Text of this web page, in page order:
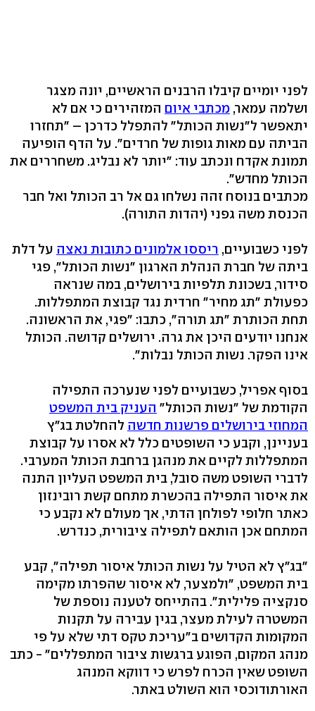
לפני יומיים קיבלו הרבנים הראשיים, יונה מצגר
ושלמה עמאר, מכתבי איום המזהירים כי אם לא
יתאפשר ל"נשות הכותל" להתפלל כדרכן – "תחזרו
הביתה עם מאות גופות של חרדים". על הדף הופיעה
תמונת אקדח ונכתב עוד: "יותר לא נבליג. משחררים את
הכותל מחדש".
מכתבים בנוסח זהה נשלחו גם אל רב הכותל ואל חבר
הכנסת משה גפני (יהדות התורה).
לפני כשבועיים, ריססו אלמונים כתובות נאצה על דלת
ביתה של חברת הנהלת הארגון "נשות הכותל", פגי
סידור, בשכונת תלפיות בירושלים, במה שנראה
כפעולת "תג מחיר" חרדית נגד קבוצת המתפללות.
תחת הכותרת "תג תורה", כתבו: "פגי, את הראשונה.
אנחנו יודעים היכן את גרה. ירושלים קדושה. הכותל
אינו הפקר. נשות הכותל נבלות".
בסוף אפריל, כשבועיים לפני שנערכה התפילה
הקודמת של "נשות הכותל" העניק בית המשפט
המחוזי בירושלים פרשנות חדשה להחלטת בג"ץ
בעניינן, וקבע כי השופטים כלל לא אסרו על קבוצת
המתפללות לקיים את מנהגן ברחבת הכותל המערבי.
לדברי השופט משה סובל, בית המשפט העליון התנה
את איסור התפילה בהכשרת מתחם קשת רובינזון
כאתר חלופי לפולחן הדתי, אך מעולם לא נקבע כי
המתחם אכן הותאם לתפילה ציבורית, כנדרש.
"בג"ץ לא הטיל על נשות הכותל איסור תפילה", קבע
בית המשפט, "ולמצער, לא איסור שהפרתו מקימה
סנקציה פלילית". בהתייחס לטענה נוספת של
המשטרה לעילת מעצר, בגין עבירה על תקנות
המקומות הקדושים ב"עריכת טקס דתי שלא על פי
מנהג המקום, הפוגע ברגשות ציבור המתפללים" - כתב
השופט שאין הכרח לפרש כי דווקא המנהג
האורתודוכסי הוא השולט באתר.